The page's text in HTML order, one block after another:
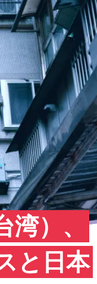
）、
と日本